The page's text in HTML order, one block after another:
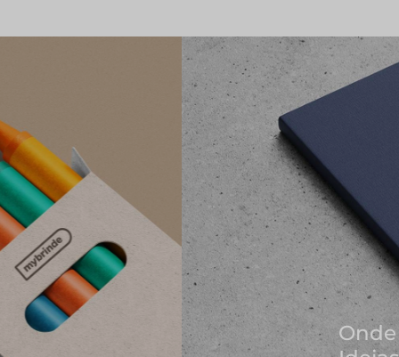
Onde Nascem As Melhores